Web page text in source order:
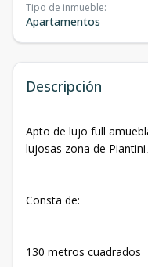
Tipo de inmueble:
Apartamentos
Descripción
Apto de lujo full
lujosas zona de
Consta de:
130 metros cuadrados